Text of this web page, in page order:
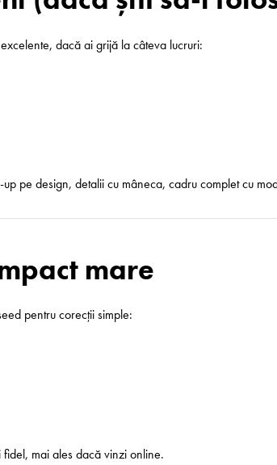
dacă ai grijă la câteva lucruri:
pe design, detalii cu mâneca, cadru complet cu
mare
pentru corecții simple:
mai ales dacă vinzi online.